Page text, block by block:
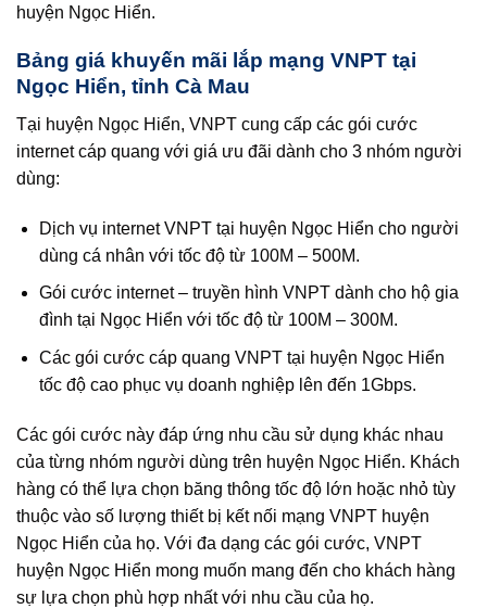
huyện Ngọc Hiển.
Bảng giá khuyến mãi lắp mạng VNPT tại
Ngọc Hiển, tỉnh Cà Mau
Tại huyện Ngọc Hiển, VNPT cung cấp các gói cước
internet cáp quang với giá ưu đãi dành cho 3 nhóm người
dùng:
Dịch vụ internet VNPT tại huyện Ngọc Hiển cho người
dùng cá nhân với tốc độ từ 100M – 500M.
Gói cước internet – truyền hình VNPT dành cho hộ gia
đình tại Ngọc Hiển với tốc độ từ 100M – 300M.
Các gói cước cáp quang VNPT tại huyện Ngọc Hiển
tốc độ cao phục vụ doanh nghiệp lên đến 1Gbps.
Các gói cước này đáp ứng nhu cầu sử dụng khác nhau
của từng nhóm người dùng trên huyện Ngọc Hiển. Khách
hàng có thể lựa chọn băng thông tốc độ lớn hoặc nhỏ tùy
thuộc vào số lượng thiết bị kết nối mạng VNPT huyện
Ngọc Hiển của họ. Với đa dạng các gói cước, VNPT
huyện Ngọc Hiển mong muốn mang đến cho khách hàng
sự lựa chọn phù hợp nhất với nhu cầu của họ.